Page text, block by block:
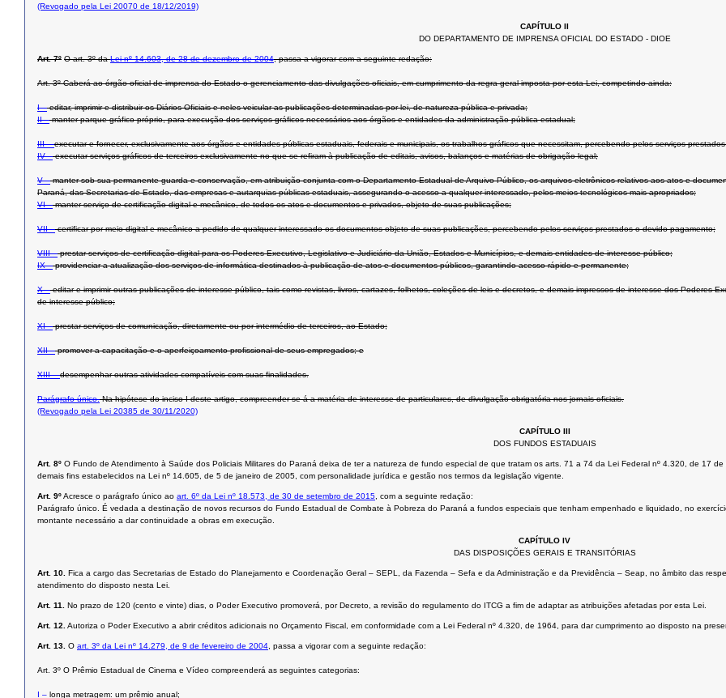
(Revogado pela Lei 20070 de 18/12/2019)
CAPÍTULO II
DO DEPARTAMENTO DE IMPRENSA OFICIAL DO ESTADO - DIOE
Art. 7º O art. 3º daLei nº 14.603, de 28 de dezembro de 2004, passa a vigorar com a seguinte redação:
Art. 3º Caberá ao órgão oficial de imprensa do Estado o gerenciamento das divulgações oficiais, em cumprimento da regra geral imposta por esta Lei, competindo ainda:
I –editar, imprimir e distribuir os Diários Oficiais e neles veicular as publicações determinadas por lei, de natureza pública e privada;
II –manter parque gráfico próprio, para execução dos serviços gráficos necessários aos órgãos e entidades da administração pública estadual;
III –executar e fornecer, exclusivamente aos órgãos e entidades públicas estaduais, federais e municipais, os trabalhos gráficos que necessitam, percebendo pelos serviços
IV –executar serviços gráficos de terceiros exclusivamente no que se refiram à publicação de editais, avisos, balanços e matérias de obrigação legal;
V –manter sob sua permanente guarda e conservação, em atribuição conjunta com o Departamento Estadual de Arquivo Público, os arquivos eletrônicos relativos aos atos e
Paraná, das Secretarias de Estado, das empresas e autarquias públicas estaduais, assegurando o acesso a qualquer interessado, pelos meios tecnológicos mais apropriados;
VI –manter serviço de certificação digital e mecânico, de todos os atos e documentos e privados, objeto de suas publicações;
VII –certificar por meio digital e mecânico a pedido de qualquer interessado os documentos objeto de suas publicações, percebendo pelos serviços prestados o devido pagamento;
VIII –prestar serviços de certificação digital para os Poderes Executivo, Legislativo e Judiciário da União, Estados e Municípios, e demais entidades de interesse público;
IX –providenciar a atualização dos serviços de informática destinados à publicação de atos e documentos públicos, garantindo acesso rápido e permanente;
X –editar e imprimir outras publicações de interesse público, tais como revistas, livros, cartazes, folhetos, coleções de leis e decretos, e demais impressos de interesse dos Poderes
de interesse público;
XI –prestar serviços de comunicação, diretamente ou por intermédio de terceiros, ao Estado;
XII –promover a capacitação e o aperfeiçoamento profissional de seus empregados; e
XIII –desempenhar outras atividades compatíveis com suas finalidades.
Parágrafo único.Na hipótese do inciso I deste artigo, compreender-se-á a matéria de interesse de particulares, de divulgação obrigatória nos jornais oficiais.
(Revogado pela Lei 20385 de 30/11/2020)
CAPÍTULO III
DOS FUNDOS ESTADUAIS
Art. 8º O Fundo de Atendimento à Saúde dos Policiais Militares do Paraná deixa de ter a natureza de fundo especial de que tratam os arts. 71 a 74 da Lei Federal nº 4.320, de 17
demais fins estabelecidos na Lei nº 14.605, de 5 de janeiro de 2005, com personalidade jurídica e gestão nos termos da legislação vigente.
Art. 9ºAcresce o parágrafo único ao art. 6º da Lei nº 18.573, de 30 de setembro de 2015, com a seguinte redação:
Parágrafo único. É vedada a destinação de novos recursos do Fundo Estadual de Combate à Pobreza do Paraná a fundos especiais que tenham empenhado e liquidado, no
montante necessário a dar continuidade a obras em execução.
CAPÍTULO IV
DAS DISPOSIÇÕES GERAIS E TRANSITÓRIAS
Art. 10. Fica a cargo das Secretarias de Estado do Planejamento e Coordenação Geral – SEPL, da Fazenda – Sefa e da Administração e da Previdência – Seap, no âmbito das
atendimento do disposto nesta Lei.
Art. 11. No prazo de 120 (cento e vinte) dias, o Poder Executivo promoverá, por Decreto, a revisão do regulamento do ITCG a fim de adaptar as atribuições afetadas por esta Lei.
Art. 12.Autoriza o Poder Executivo a abrir créditos adicionais no Orçamento Fiscal, em conformidade com a Lei Federal nº 4.320, de 1964, para dar cumprimento ao disposto na
Art. 13. O art. 3º da Lei nº 14.279, de 9 de fevereiro de 2004, passa a vigorar com a seguinte redação:
Art. 3º O Prêmio Estadual de Cinema e Vídeo compreenderá as seguintes categorias:
I – longa metragem: um prêmio anual;